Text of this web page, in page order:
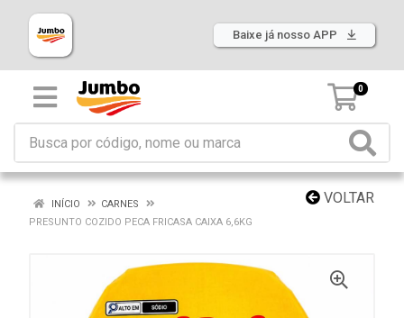
Baixe já nosso APP
0
VOLTAR
INÍCIO
CARNES
PRESUNTO COZIDO PECA FRICASA CAIXA 6,6KG